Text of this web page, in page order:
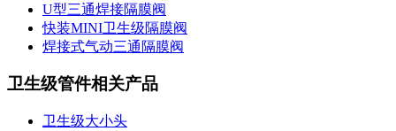
U型三通焊接隔膜阀
快装MINI卫生级隔膜阀
焊接式气动三通隔膜阀
卫生级管件相关产品
卫生级大小头